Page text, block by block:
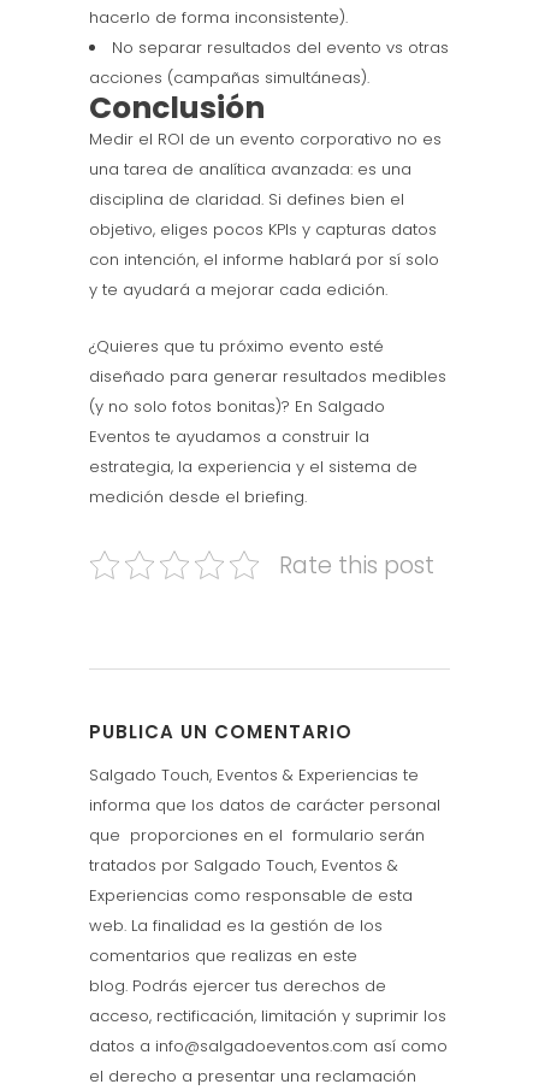
hacerlo de forma inconsistente).
No separar resultados del evento vs otras
acciones (campañas simultáneas).
Conclusión
Medir el ROI de un evento corporativo no es
una tarea de analítica avanzada: es una
disciplina de claridad. Si defines bien el
objetivo, eliges pocos KPIs y capturas datos
con intención, el informe hablará por sí solo
y te ayudará a mejorar cada edición.
¿Quieres que tu próximo evento esté
diseñado para generar resultados medibles
(y no solo fotos bonitas)? En Salgado
Eventos te ayudamos a construir la
estrategia, la experiencia y el sistema de
medición desde el briefing.
Rate this post
PUBLICA UN COMENTARIO
Salgado Touch, Eventos & Experiencias te
informa que los datos de carácter personal
que proporciones en el formulario serán
tratados por Salgado Touch, Eventos &
Experiencias como responsable de esta
web. La finalidad es la gestión de los
comentarios que realizas en este
blog. Podrás ejercer tus derechos de
acceso, rectificación, limitación y suprimir los
datos a info@salgadoeventos.com así como
el derecho a presentar una reclamación